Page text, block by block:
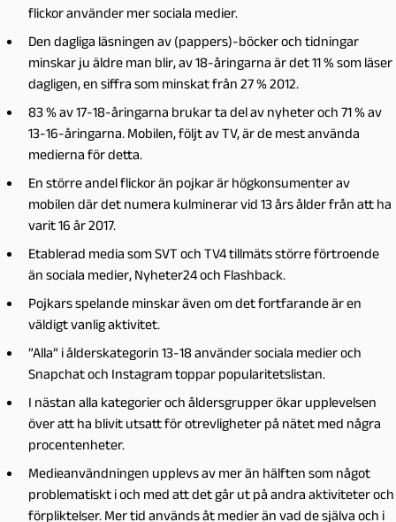
flickor använder mer sociala medier.
Den dagliga läsningen av (pappers)-böcker och tidningar
minskar ju äldre man blir, av 18-åringarna är det 11 % som läser
dagligen, en siffra som minskat från 27 % 2012.
83 % av 17-18-åringarna brukar ta del av nyheter och 71 % av
13-16-åringarna. Mobilen, följt av TV, är de mest använda
medierna för detta.
En större andel flickor än pojkar är högkonsumenter av
mobilen där det numera kulminerar vid 13 års ålder från att ha
varit 16 år 2017.
Etablerad media som SVT och TV4 tillmäts större förtroende
än sociala medier, Nyheter24 och Flashback.
Pojkars spelande minskar även om det fortfarande är en
väldigt vanlig aktivitet.
”Alla” i ålderskategorin 13-18 använder sociala medier och
Snapchat och Instagram toppar popularitetslistan.
I nästan alla kategorier och åldersgrupper ökar upplevelsen
över att ha blivit utsatt för otrevligheter på nätet med några
procentenheter.
Medieanvändningen upplevs av mer än hälften som något
problematiskt i och med att det går ut på andra aktiviteter och
förpliktelser. Mer tid används åt medier än vad de själva och i